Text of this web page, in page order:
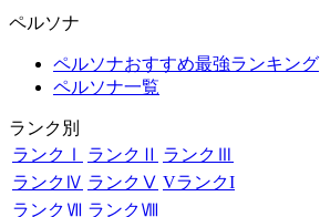
ペルソナ
ペルソナおすすめ最強ランキング
ペルソナ一覧
ランク別
ランクⅠ
ランクⅡ ランクⅢ
ランクⅣ ランクⅤ VランクI
ランクⅦ ランクⅧ